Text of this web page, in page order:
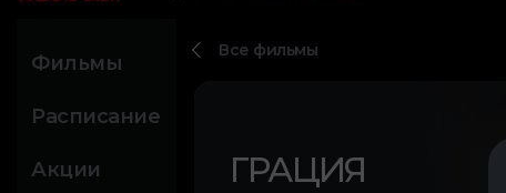
Фильмы
Расписание
Акции
Все фильмы
ГРАЦИЯ